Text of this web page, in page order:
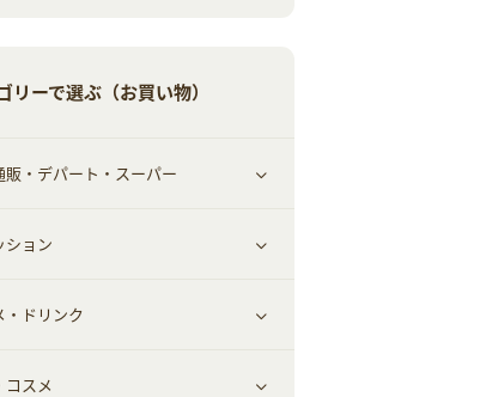
リーで選ぶ（お買い物）
販・デパート・スーパー
すべて見る
総合通販
デパート・スーパー
ション
すべて見る
ファッション
・ドリンク
すべて見る
コスメ